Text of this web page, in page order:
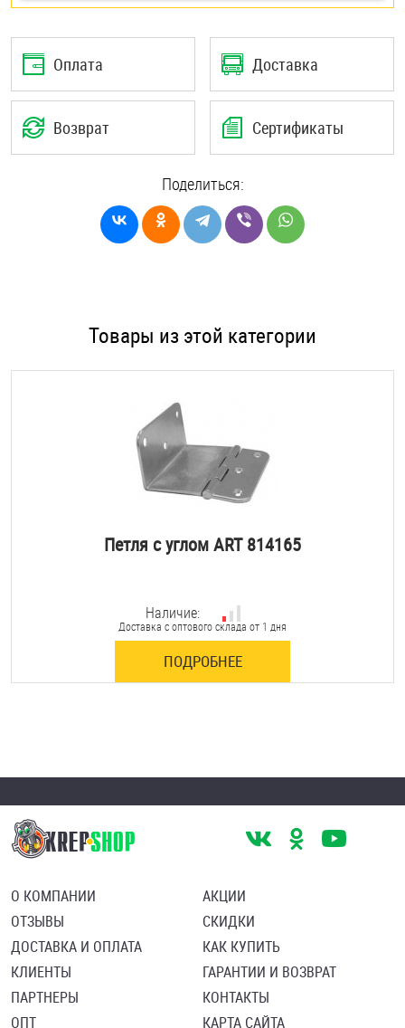
Оплата Доставка
Возврат Сертификаты
Поделиться:
Товары из этой категории
Петля с углом ART 814165
Наличие:
Доставка с оптового склада от 1 дня
ПОДРОБНЕЕ
О КОМПАНИИ
ОТЗЫВЫ
ДОСТАВКА И ОПЛАТА
КЛИЕНТЫ
ПАРТНЕРЫ
ОПТ
АКЦИИ
СКИДКИ
КАК КУПИТЬ
ГАРАНТИИ И ВОЗВРАТ
КОНТАКТЫ
КАРТА САЙТА